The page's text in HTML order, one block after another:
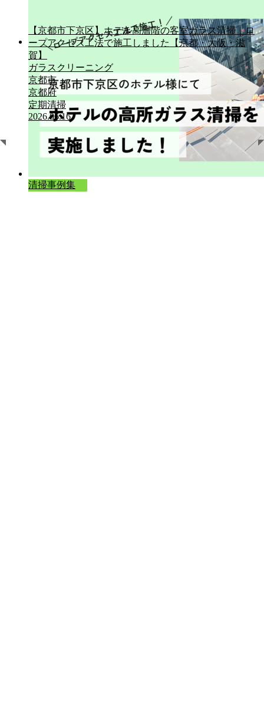
清掃事例集
清掃事例集
【京都市下京区】ホテル高層階の客室ガラス清掃｜ロ
ープアクセス工法で施工しました【京都・大阪・滋
賀】
ガラスクリーニング
京都市
京都府
定期清掃
2026.06.16